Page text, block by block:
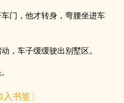
门，他才转身，弯腰坐进车
，车子缓缓驶出别墅区。
入书签〕